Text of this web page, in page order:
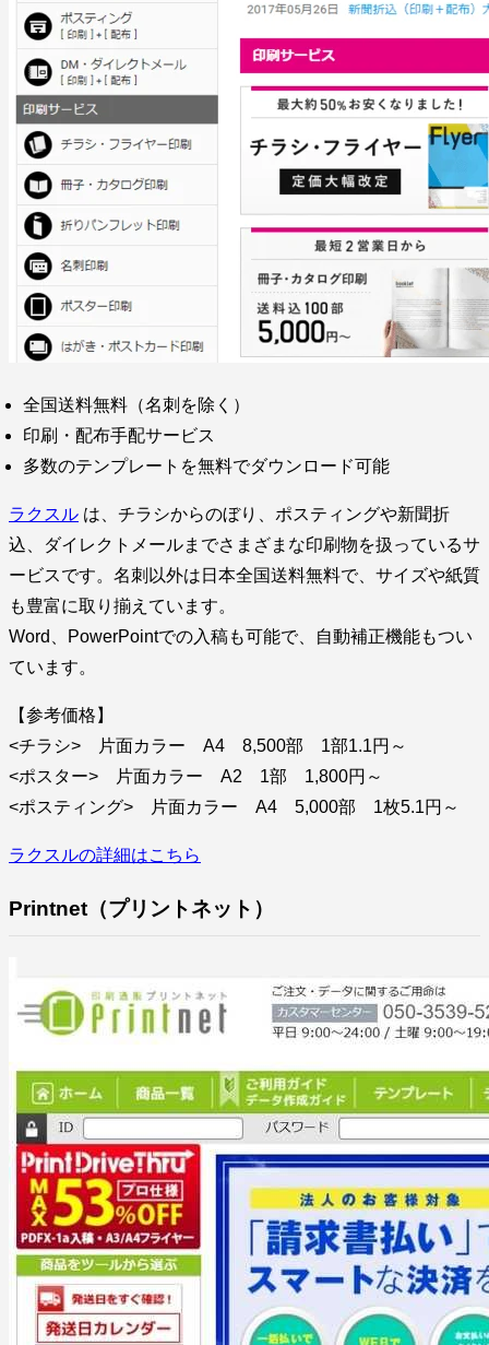
全国送料無料（名刺を除く）
印刷・配布手配サービス
多数のテンプレートを無料でダウンロード可能
ラクスル は、チラシからのぼり、ポスティングや新聞折
込、ダイレクトメールまでさまざまな印刷物を扱っているサ
ービスです。名刺以外は日本全国送料無料で、サイズや紙質
も豊富に取り揃えています。
Word、PowerPointでの入稿も可能で、自動補正機能もつい
ています。
【参考価格】
<チラシ> 片面カラー A4 8,500部 1部1.1円～
<ポスター> 片面カラー A2 1部 1,800円～
<ポスティング> 片面カラー A4 5,000部 1枚5.1円～
ラクスルの詳細はこちら
Printnet（プリントネット）